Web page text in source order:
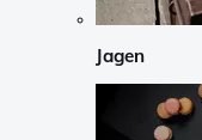
Jagen